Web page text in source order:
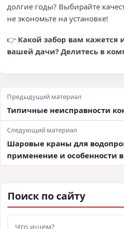
долгие годы? Выбирайте
не экономьте на установке!
👉 Какой забор вам кажется
вашей дачи? Делитесь в
Навигация по
Предыдущий материал
Типичные неисправности
Следующий материал
Шаровые краны для
применение и особенности
Поиск по сайту